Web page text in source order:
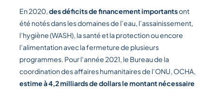
En 2020,des déficits de financement importantsont
été notés dans les domaines de l’eau, l’assainissement,
l’hygiène (WASH), la santé et la protection ou encore
l’alimentation avec la fermeture de plusieurs
programmes. Pour l’année 2021, le Bureau de la
coordination des affaires humanitaires de l’ONU, OCHA,
estime à 4,2 milliards de dollars le montant nécessaire